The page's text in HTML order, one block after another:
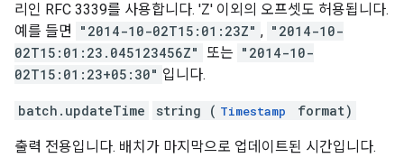
리인 RFC 3339를 사용합니다. 'Z' 이외의 오프셋도 허용됩니다.
예를 들면
"2014-10-02T15:01:23Z" , "2014-10-
02T15:01:23.045123456Z"
또는 "2014-10-
02T15:01:23+05:30" 입니다.
batch.updateTime string ( Timestamp format)
출력 전용입니다. 배치가 마지막으로 업데이트된 시간입니다.